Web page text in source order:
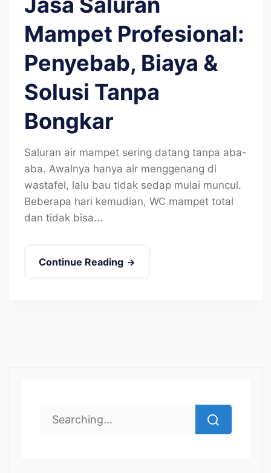
Mampet Profesional:
Penyebab, Biaya &
Solusi Tanpa
Bongkar
Saluran air mampet sering datang tanpa aba-
aba. Awalnya hanya air menggenang di
wastafel, lalu bau tidak sedap mulai muncul.
Beberapa hari kemudian, WC mampet total
dan tidak bisa...
Continue Reading